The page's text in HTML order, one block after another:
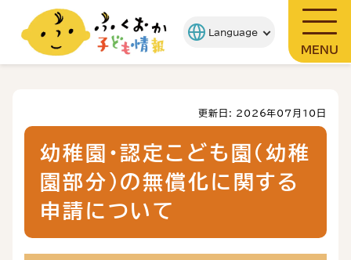
MENU
更新日: 2026年07月10日
幼稚園・認定こども園（幼稚
園部分）の無償化に関する
申請について